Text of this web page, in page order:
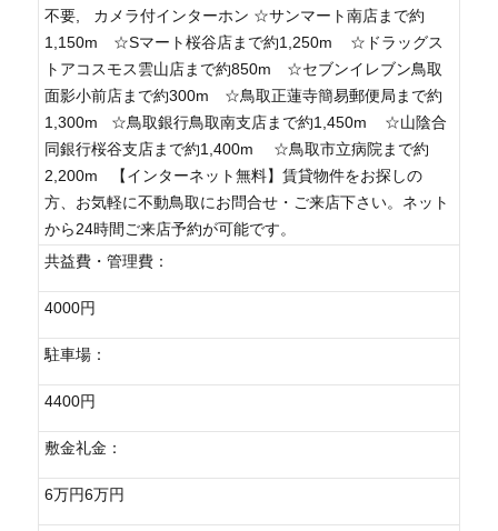
不要, カメラ付インターホン ☆サンマート南店まで約
1,150m ☆Sマート桜谷店まで約1,250m ☆ドラッグス
トアコスモス雲山店まで約850m ☆セブンイレブン鳥取
面影小前店まで約300m ☆鳥取正蓮寺簡易郵便局まで約
1,300m ☆鳥取銀行鳥取南支店まで約1,450m ☆山陰合
同銀行桜谷支店まで約1,400m ☆鳥取市立病院まで約
2,200m 【インターネット無料】賃貸物件をお探しの
方、お気軽に不動鳥取にお問合せ・ご来店下さい。ネット
から24時間ご来店予約が可能です。
共益費・管理費：
4000円
駐車場：
4400円
敷金礼金：
6万円6万円